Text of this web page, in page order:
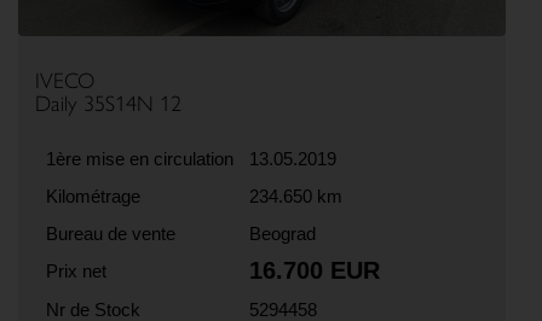
IVECO
Daily 35S14N 12
1ère mise en circulation
13.05.2019
Kilométrage
234.650 km
Bureau de vente
Beograd
Prix net
16.700 EUR
Nr de Stock 5294458